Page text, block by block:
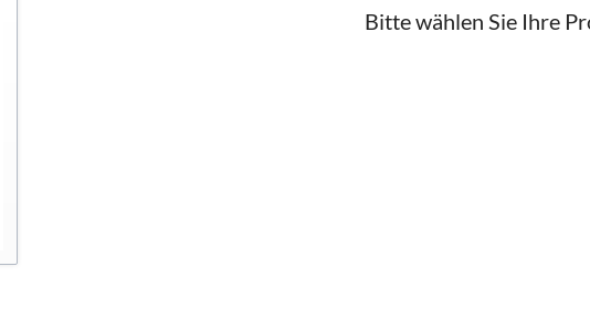
Bitte wählen Sie Ihre